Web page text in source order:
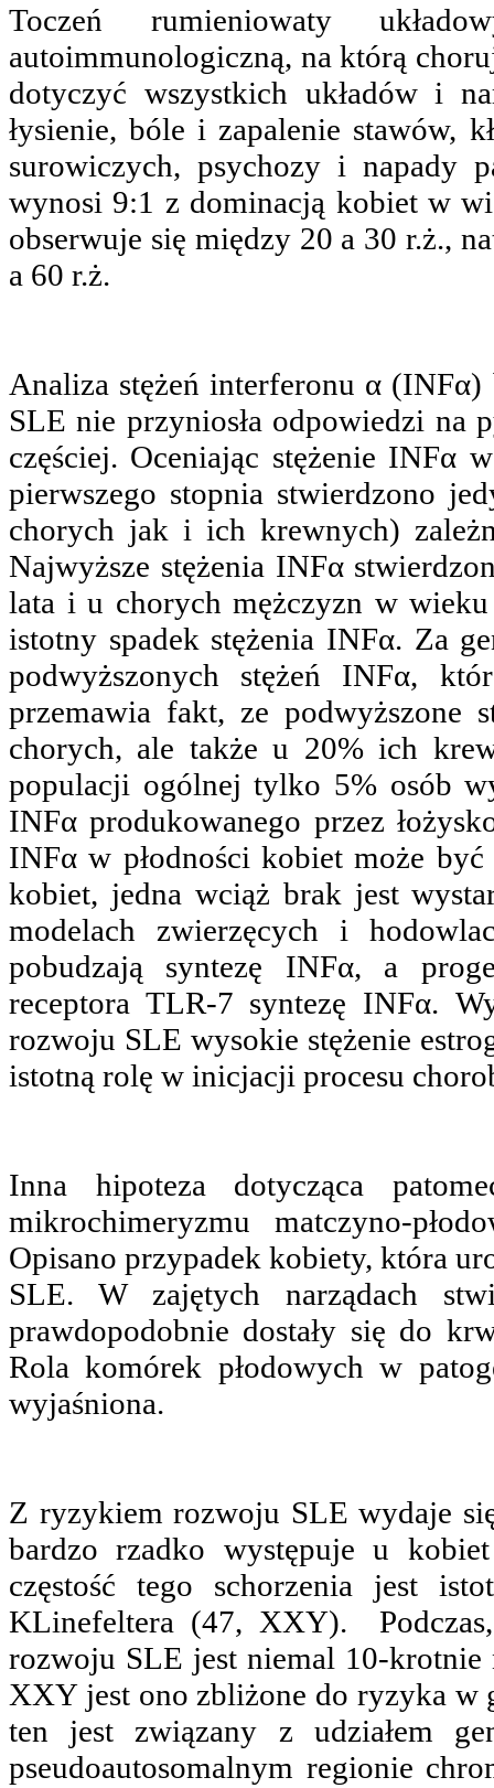
Toczeń rumieniowaty
autoimmunologiczną, na którą
dotyczyć wszystkich układów i
łysienie, bóle i zapalenie stawów,
surowiczych, psychozy i napady
wynosi 9:1 z dominacją kobiet w
obserwuje się między 20 a 30 r.ż.,
a 60 r.ż.
Analiza stężeń interferonu α
SLE nie przyniosła odpowiedzi na
częściej. Oceniając stężenie
pierwszego stopnia stwierdzono
chorych jak i ich krewnych)
Najwyższe stężenia INFα
lata i u chorych mężczyzn w
istotny spadek stężenia INFα. Za
podwyższonych stężeń INFα,
przemawia fakt, ze podwyższone
chorych, ale także u 20% ich
populacji ogólnej tylko 5% osób
INFα produkowanego przez
INFα w płodności kobiet może
kobiet, jedna wciąż brak jest
modelach zwierzęcych i
pobudzają syntezę INFα, a
receptora TLR-7 syntezę INFα.
rozwoju SLE wysokie stężenie
istotną rolę w inicjacji procesu
Inna hipoteza dotycząca
mikrochimeryzmu matczyno-
Opisano przypadek kobiety, która
SLE. W zajętych narządach
prawdopodobnie dostały się do
Rola komórek płodowych w
wyjaśniona.
Z ryzykiem rozwoju SLE wydaje
bardzo rzadko występuje u
częstość tego schorzenia jest
KLinefeltera (47, XXY).
rozwoju SLE jest niemal 10-
XXY jest ono zbliżone do ryzyka w
ten jest związany z udziałem
pseudoautosomalnym regionie